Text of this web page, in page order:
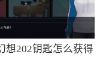
里面还有大量的
使用者都可以轻
想202钥匙怎么获得